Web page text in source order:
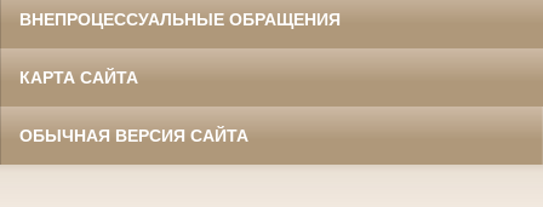
ВНЕПРОЦЕССУАЛЬНЫЕ ОБРАЩЕНИЯ
КАРТА САЙТА
ОБЫЧНАЯ ВЕРСИЯ САЙТА